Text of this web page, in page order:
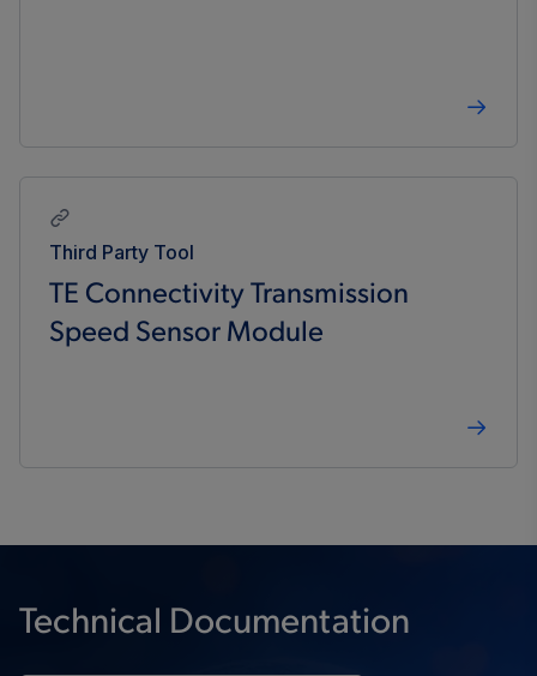
Third Party Tool
TE Connectivity Transmission
Speed Sensor Module
Technical Documentation